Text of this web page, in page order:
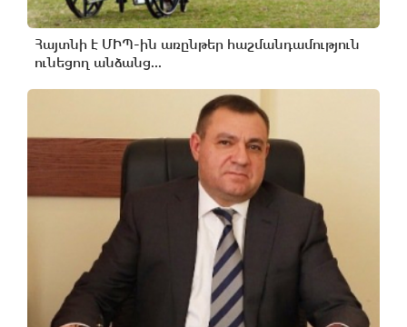
Հայտնի է ՄԻՊ-ին առընթեր հաշմանդամություն
ունեցող անձանց...